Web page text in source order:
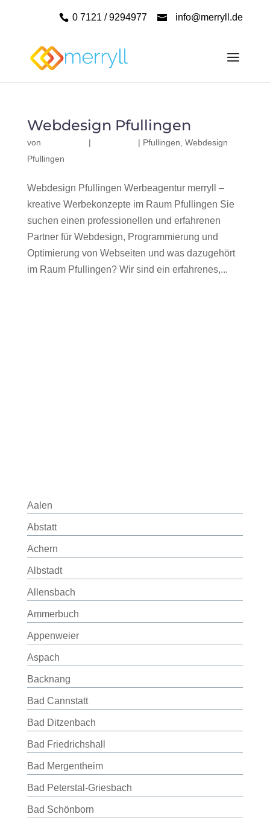
0 7121 / 9294977 info@merryll.de
Webdesign Pfullingen
von | | Pfullingen Webdesign
Pfullingen
Webdesign Pfullingen Werbeagentur merryll –
kreative Werbekonzepte im Raum Pfullingen Sie
suchen einen professionellen und erfahrenen
Partner für Webdesign, Programmierung und
Optimierung von Webseiten und was dazugehört
im Raum Pfullingen? Wir sind ein erfahrenes,...
Aalen
Abstatt
Achern
Albstadt
Allensbach
Ammerbuch
Appenweier
Aspach
Backnang
Bad Cannstatt
Bad Ditzenbach
Bad Friedrichshall
Bad Mergentheim
Bad Peterstal-Griesbach
Bad Schönborn